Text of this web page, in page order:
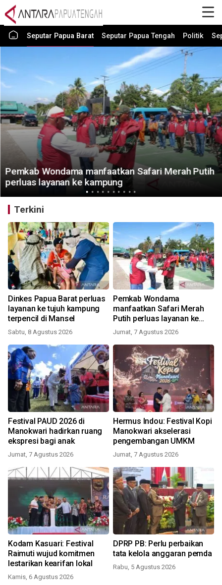
Seputar Papua Barat Seputar Papua Tengah Politik
Pemkab Wondama manfaatkan Safari Merah Putih
perluas layanan ke kampung
Terkini
Dinkes Papua Barat perluas
layanan ke tujuh kampung
terpencil di Mansel
Sabtu, 8 Agustus 2026
Pemkab Wondama
manfaatkan Safari Merah
Putih perluas layanan ke
kampung
Jumat, 7 Agustus 2026
Festival PAUD 2026 di
Manokwari hadirkan ruang
ekspresi bagi anak
Jumat, 7 Agustus 2026
Hermus Indou: Festival Kopi
Manokwari akselerasi
pengembangan UMKM
Jumat, 7 Agustus 2026
Kodam Kasuari: Festival
Raimuti wujud komitmen
lestarikan kearifan lokal
Kamis, 6 Agustus 2026
DPRP PB: Perlu perbaikan
tata kelola anggaran pemda
Rabu, 5 Agustus 2026